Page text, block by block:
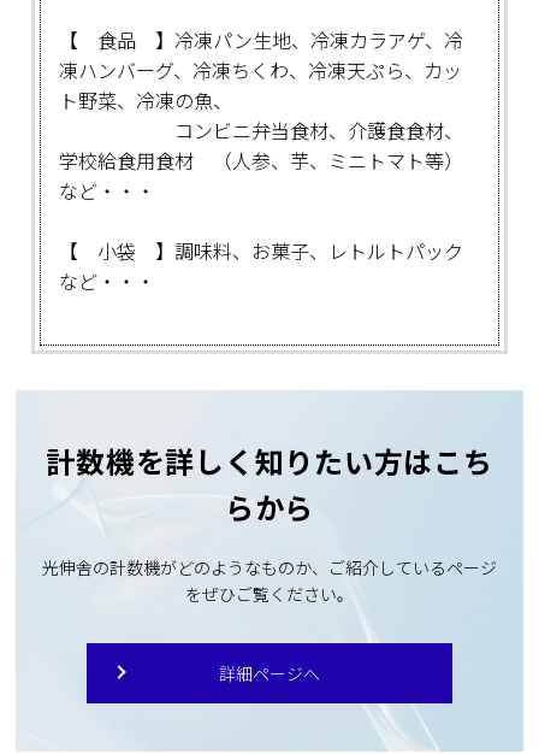
【 食品 】冷凍パン生地、冷凍カラアゲ、冷
凍ハンバーグ、冷凍ちくわ、冷凍天ぷら、カッ
ト野菜、冷凍の魚、
コンビニ弁当食材、介護食食材、
学校給食用食材 （人参、芋、ミニトマト等）
など・・・
【 小袋 】調味料、お菓子、レトルトパック
など・・・
計数機を詳しく知りたい方はこち
らから
光伸舎の計数機がどのようなものか、ご紹介しているページ
をぜひご覧ください。
詳細ページへ